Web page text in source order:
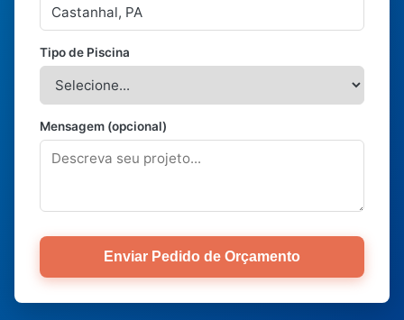
Tipo de Piscina
Mensagem (opcional)
Enviar Pedido de Orçamento